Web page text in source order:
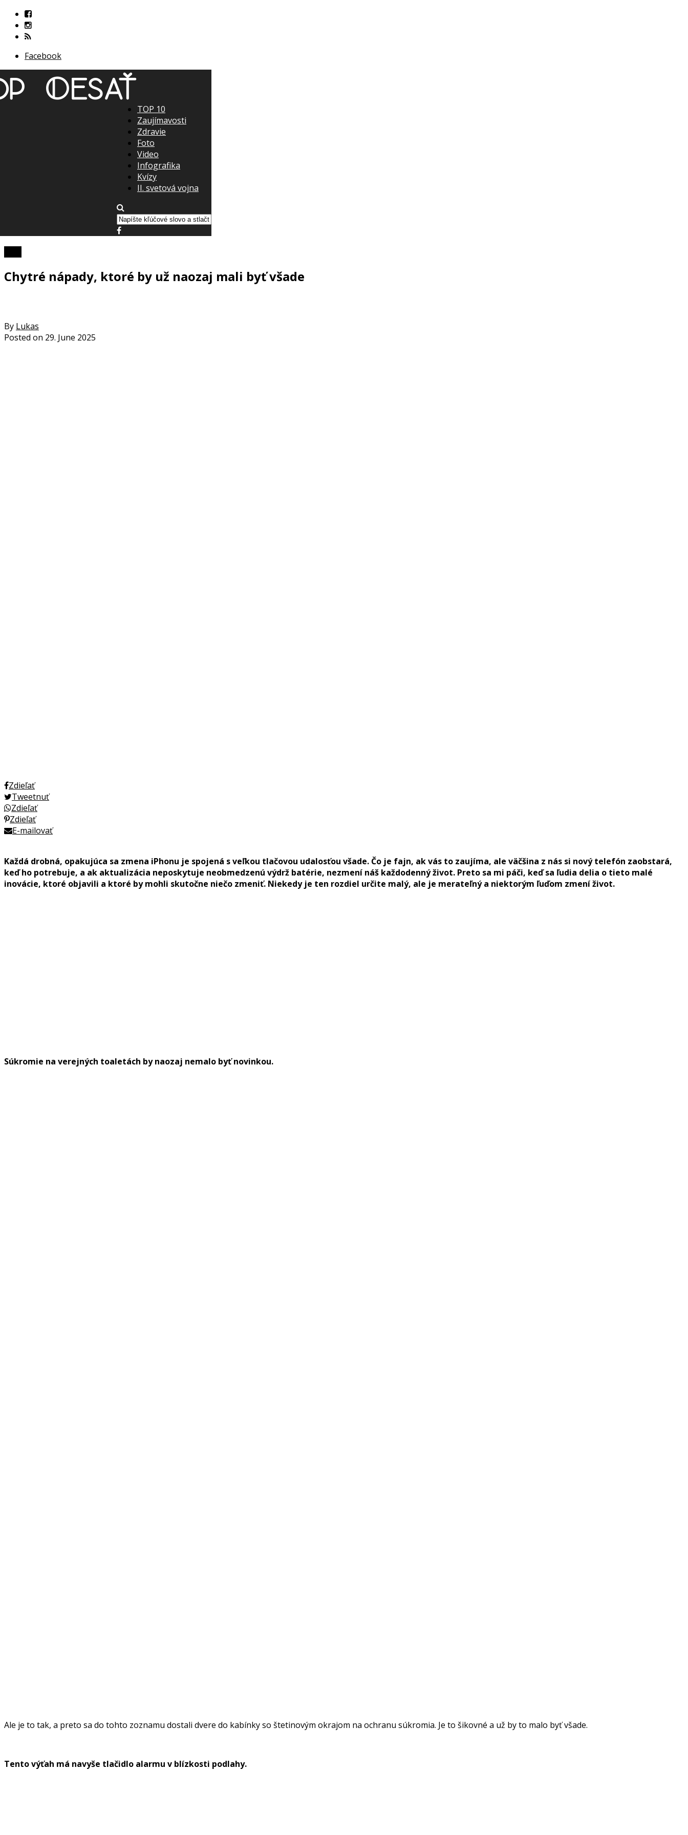
Facebook
TOP 10
Zaujímavosti
Zdravie
Foto
Video
Infografika
Kvízy
II. svetová vojna
Chytré nápady, ktoré by už naozaj mali byť všade
By Lukas
Posted on 29. June 2025
Zdieľať
Tweetnuť
Zdieľať
Zdieľať
E-mailovať
Každá drobná, opakujúca sa zmena iPhonu je spojená s veľkou tlačovou udalosťou všade. Čo je fajn, ak vás to zaujíma, ale väčšina z nás si nový telefón zaobstará,
keď ho potrebuje, a ak aktualizácia neposkytuje neobmedzenú výdrž batérie, nezmení náš každodenný život. Preto sa mi páči, keď sa ľudia delia o tieto malé
inovácie, ktoré objavili a ktoré by mohli skutočne niečo zmeniť. Niekedy je ten rozdiel určite malý, ale je merateľný a niektorým ľuďom zmení život.
Súkromie na verejných toaletách by naozaj nemalo byť novinkou.
Ale je to tak, a preto sa do tohto zoznamu dostali dvere do kabínky so štetinovým okrajom na ochranu súkromia. Je to šikovné a už by to malo byť všade.
Tento výťah má navyše tlačidlo alarmu v blízkosti podlahy.